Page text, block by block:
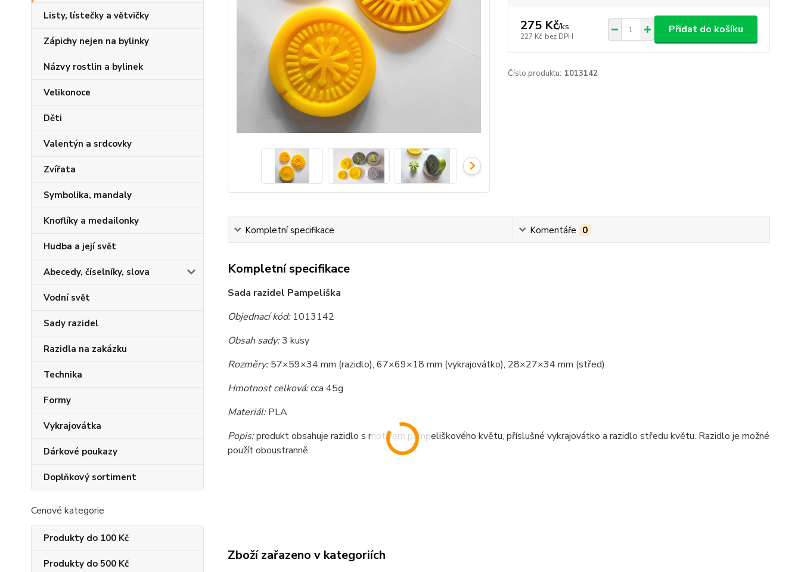
Listy, lístečky a větvičky
Zápichy nejen na bylinky
Názvy rostlin a bylinek
Velikonoce
Děti
Valentýn a srdcovky
Zvířata
Symbolika, mandaly
Knoflíky a medailonky
Hudba a její svět
Abecedy, číselníky, slova
Vodní svět
Sady razidel
Razidla na zakázku
Technika
Formy
Vykrajovátka
Dárkové poukazy
Doplňkový sortiment
Cenové kategorie
Produkty do 100 Kč
Produkty do 500 Kč
275 Kč/ks
227 Kč bez DPH
Přidat do košíku
Číslo produktu: 1013142
Kompletní specifikace Komentáře 0
Kompletní specifikace
Sada razidel Pampeliška
Objednací kód:1013142
Obsah sady:3 kusy
Rozměry:57×59×34 mm (razidlo), 67×69×18 mm (vykrajovátko), 28×27×34 mm (střed)
Hmotnost celková:cca 45g
Materiál:PLA
Popis:produkt obsahuje razidlo s motivem pampeliškového květu, příslušné vykrajovátko a razidlo středu květu. Razidlo je možné
použít oboustranně.
Zboží zařazeno v kategoriích